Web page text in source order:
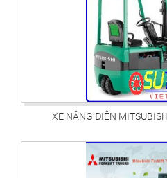
XE NÂNG ĐIỆN